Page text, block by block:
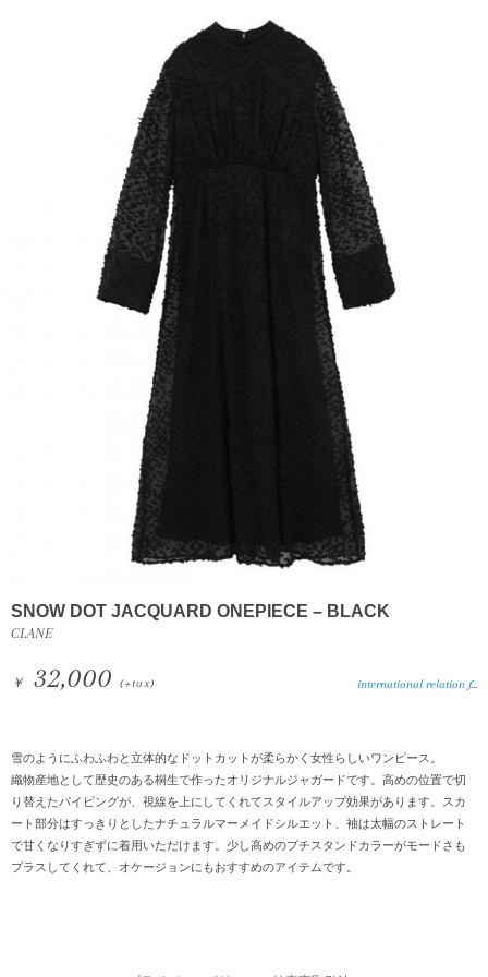
SNOW DOT JACQUARD ONEPIECE – BLACK
CLANE
￥ 32,000(+tax) international relation f...
雪のようにふわふわと立体的なドットカットが柔らかく女性らしいワンピース。
織物産地として歴史のある桐生で作ったオリジナルジャガードです。高めの位置で切
り替えたパイピングが、視線を上にしてくれてスタイルアップ効果があります。スカ
ート部分はすっきりとしたナチュラルマーメイドシルエット、袖は太幅のストレート
で甘くなりすぎずに着用いただけます。少し高めのプチスタンドカラーがモードさも
プラスしてくれて、オケージョンにもおすすめのアイテムです。